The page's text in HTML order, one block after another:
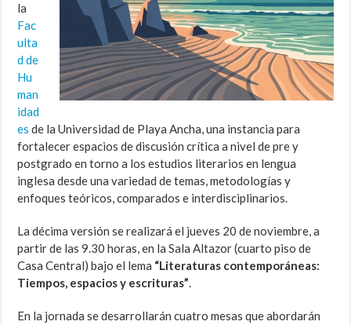
la
Fac
ulta
d de
Hu
man
idad
es de la Universidad de Playa Ancha, una instancia para
fortalecer espacios de discusión crítica a nivel de pre y
postgrado en torno a los estudios literarios en lengua
inglesa desde una variedad de temas, metodologías y
enfoques teóricos, comparados e interdisciplinarios.
La décima versión se realizará el jueves 20 de noviembre, a
partir de las 9.30 horas, en la Sala Altazor (cuarto piso de
Casa Central) bajo el lema “Literaturas contemporáneas:
Tiempos, espacios y escrituras”.
En la jornada se desarrollarán cuatro mesas que abordarán